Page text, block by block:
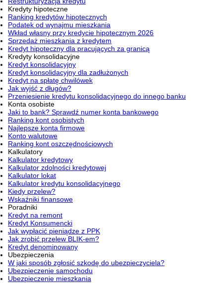
Kredyty hipoteczne
Ranking kredytów hipotecznych
Podatek od wynajmu mieszkania
Wkład własny przy kredycie hipotecznym 2026
Sprzedaż mieszkania z kredytem
Kredyt hipoteczny dla pracujących za granicą
Kredyty konsolidacyjne
Kredyt konsolidacyjny
Kredyt konsolidacyjny dla zadłużonych
Kredyt na spłatę chwilówek
Jak wyjść z długów?
Przeniesienie kredytu konsolidacyjnego do innego banku
Konta osobiste
Jaki to bank? Sprawdź numer konta bankowego
Ranking kont osobistych
Najlepsze konta firmowe
Konto walutowe
Ranking kont oszczędnościowych
Kalkulatory
Kalkulator kredytowy
Kalkulator zdolności kredytowej
Kalkulator lokat
Kalkulator kredytu konsolidacyjnego
Kiedy przelew?
Wskaźniki finansowe
Poradniki
Kredyt na remont
Kredyt Konsumencki
Jak wypłacić pieniądze z PPK
Jak zrobić przelew BLIK-em?
Kredyt denominowany
Ubezpieczenia
W jaki sposób zgłosić szkodę do ubezpieczyciela?
Ubezpieczenie samochodu
Ubezpieczenie mieszkania